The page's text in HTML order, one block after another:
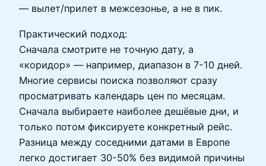
— вылет/прилет в межсезонье, а не в пик.
Практический подход:
Сначала смотрите не точную дату, а
«коридор» — например, диапазон в 7-10 дней.
Многие сервисы поиска позволяют сразу
просматривать календарь цен по месяцам.
Сначала выбираете наиболее дешёвые дни, и
только потом фиксируете конкретный рейс.
Разница между соседними датами в Европе
легко достигает 30-50% без видимой причины